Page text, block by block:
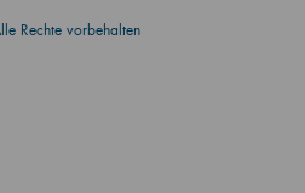
Rechte vorbehalten